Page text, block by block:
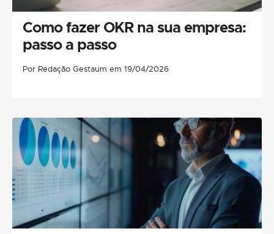
Como fazer OKR na sua empresa:
passo a passo
Por Redação Gestaum em 19/04/2026